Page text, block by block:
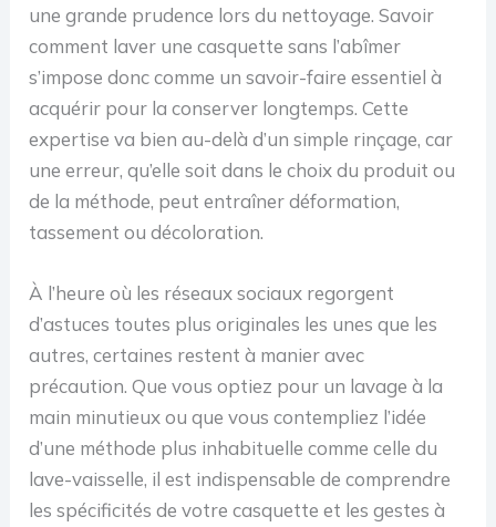
une grande prudence lors du nettoyage. Savoir
comment laver une casquette sans l’abîmer
s’impose donc comme un savoir-faire essentiel à
acquérir pour la conserver longtemps. Cette
expertise va bien au-delà d’un simple rinçage, car
une erreur, qu’elle soit dans le choix du produit ou
de la méthode, peut entraîner déformation,
tassement ou décoloration.
À l’heure où les réseaux sociaux regorgent
d’astuces toutes plus originales les unes que les
autres, certaines restent à manier avec
précaution. Que vous optiez pour un lavage à la
main minutieux ou que vous contempliez l’idée
d’une méthode plus inhabituelle comme celle du
lave-vaisselle, il est indispensable de comprendre
les spécificités de votre casquette et les gestes à